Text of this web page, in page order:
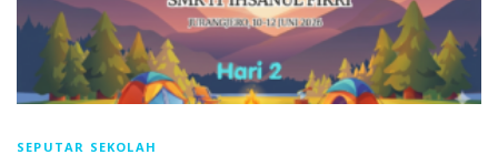
SEPUTAR SEKOLAH